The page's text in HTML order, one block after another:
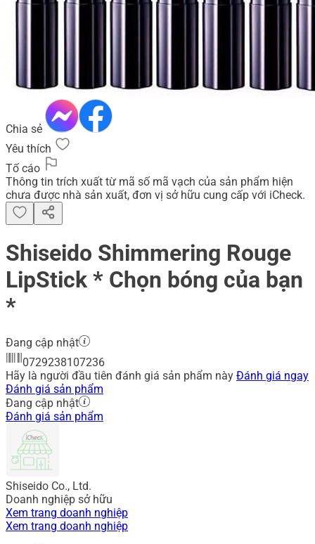
Chia sẻ
Yêu thích
Tố cáo
Thông tin trích xuất từ mã số mã vạch của sản phẩm hiện
chưa được nhà sản xuất, đơn vị sở hữu cung cấp với iCheck.
Shiseido Shimmering Rouge
LipStick * Chọn bóng của bạn
*
Đang cập nhật
0729238107236
Hãy là người đầu tiên đánh giá sản phẩm này Đánh giá ngay
Đánh giá sản phẩm
Đang cập nhật
Đánh giá sản phẩm
Shiseido Co., Ltd.
Doanh nghiệp sở hữu
Xem trang doanh nghiệp
Xem trang doanh nghiệp